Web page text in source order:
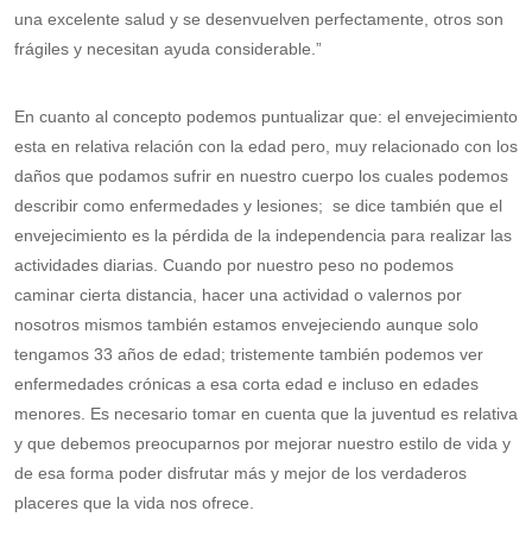
una excelente salud y se desenvuelven perfectamente, otros son
frágiles y necesitan ayuda considerable.”
En cuanto al concepto podemos puntualizar que: el envejecimiento
esta en relativa relación con la edad pero, muy relacionado con los
daños que podamos sufrir en nuestro cuerpo los cuales podemos
describir como enfermedades y lesiones; se dice también que el
envejecimiento es la pérdida de la independencia para realizar las
actividades diarias. Cuando por nuestro peso no podemos
caminar cierta distancia, hacer una actividad o valernos por
nosotros mismos también estamos envejeciendo aunque solo
tengamos 33 años de edad; tristemente también podemos ver
enfermedades crónicas a esa corta edad e incluso en edades
menores. Es necesario tomar en cuenta que la juventud es relativa
y que debemos preocuparnos por mejorar nuestro estilo de vida y
de esa forma poder disfrutar más y mejor de los verdaderos
placeres que la vida nos ofrece.